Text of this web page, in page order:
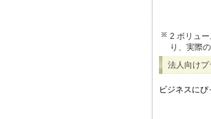
2 ボリュ
り、実際
法人向けプ
ビジネスにぴ